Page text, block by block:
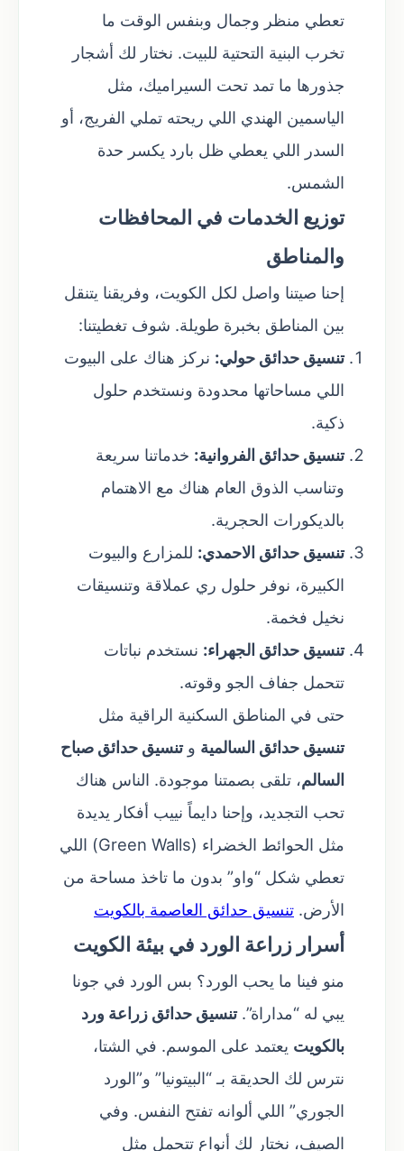
تعطي منظر وجمال وبنفس الوقت ما
تخرب البنية التحتية للبيت. نختار لك أشجار
جذورها ما تمد تحت السيراميك، مثل
الياسمين الهندي اللي ريحته تملي الفريج، أو
السدر اللي يعطي ظل بارد يكسر حدة
الشمس.
توزيع الخدمات في المحافظات
والمناطق
إحنا صيتنا واصل لكل الكويت، وفريقنا يتنقل
بين المناطق بخبرة طويلة. شوف تغطيتنا:
تنسيق حدائق حولي: نركز هناك على البيوت
اللي مساحاتها محدودة ونستخدم حلول
ذكية.
تنسيق حدائق الفروانية: خدماتنا سريعة
وتناسب الذوق العام هناك مع الاهتمام
بالديكورات الحجرية.
تنسيق حدائق الاحمدي: للمزارع والبيوت
الكبيرة، نوفر حلول ري عملاقة وتنسيقات
نخيل فخمة.
تنسيق حدائق الجهراء: نستخدم نباتات
تتحمل جفاف الجو وقوته.
حتى في المناطق السكنية الراقية مثل
تنسيق حدائق السالمية وتنسيق حدائق صباح
السالم، تلقى بصمتنا موجودة. الناس هناك
تحب التجديد، وإحنا دايماً نييب أفكار يديدة
مثل الحوائط الخضراء (Green Walls) اللي
تعطي شكل “واو” بدون ما تاخذ مساحة من
الأرض. تنسيق حدائق العاصمة بالكويت
أسرار زراعة الورد في بيئة الكويت
منو فينا ما يحب الورد؟ بس الورد في جونا
يبي له “مداراة”.تنسيق حدائق زراعة ورد
بالكويت يعتمد على الموسم. في الشتا،
نترس لك الحديقة بـ “البيتونيا” و”الورد
الجوري” اللي ألوانه تفتح النفس. وفي
الصيف، نختار لك أنواع تتحمل مثل